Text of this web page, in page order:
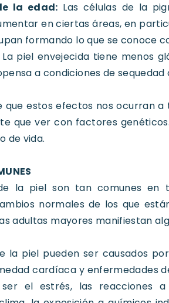
la edad: Las células de la
en ciertas áreas, en
formando lo que se conoce
La piel envejecida tiene menos
a condiciones de
que estos efectos nos ocurran
que ver con factores
de vida.
la piel son tan comunes en
normales de los que
adultas mayores manifiestan
la piel pueden ser causados
cardíaca y enfermedades
ser el estrés, las reacciones